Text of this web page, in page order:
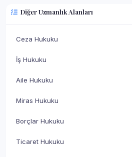
Diğer Uzmanlık Alanları
Ceza Hukuku
İş Hukuku
Aile Hukuku
Miras Hukuku
Borçlar Hukuku
Ticaret Hukuku